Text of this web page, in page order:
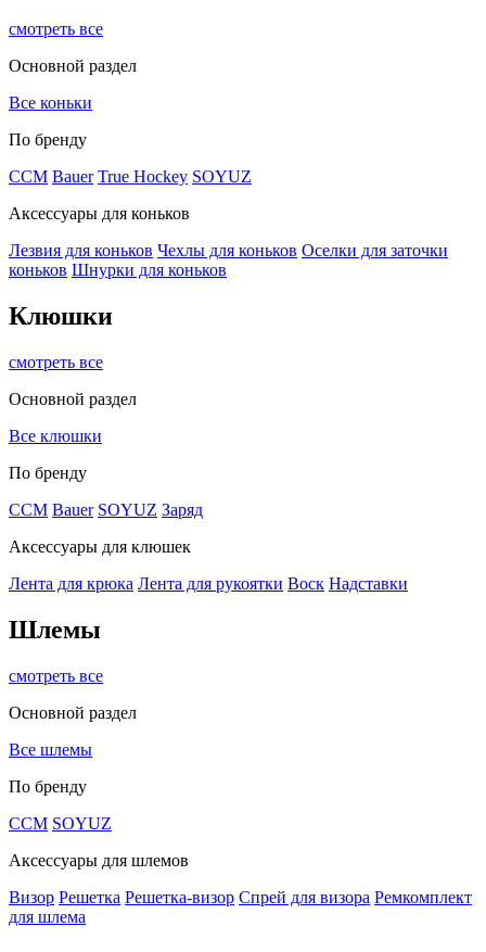
смотреть все
Основной раздел
Все коньки
По бренду
ССМ Bauer True Hockey SOYUZ
Аксессуары для коньков
Лезвия для коньков Чехлы для коньков Оселки для заточки
коньков Шнурки для коньков
Клюшки
смотреть все
Основной раздел
Все клюшки
По бренду
CCM Bauer SOYUZ Заряд
Аксессуары для клюшек
Лента для крюка Лента для рукоятки Воск Надставки
Шлемы
смотреть все
Основной раздел
Все шлемы
По бренду
CCM SOYUZ
Аксессуары для шлемов
Визор Решетка Решетка-визор Спрей для визора Ремкомплект
для шлема